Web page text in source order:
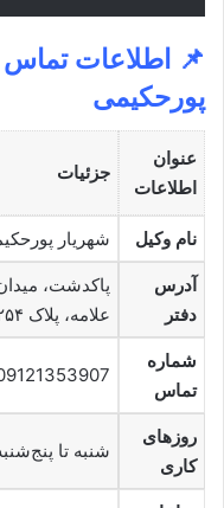
📌 اطلاعات
پورحکیمی
عنوان
اطلاعات
جزئیات
نام وکیل شهریار
آدرس
دفتر
پاکدشت،
علامه، پلاک ۲۵۴، طبقه دوم
شماره
تماس
روزهای
کاری
شنبه تا